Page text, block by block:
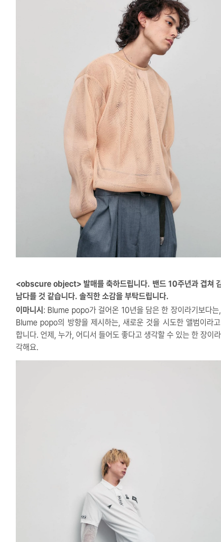
<obscure object> 발매를 축하드립니다. 밴드 10주년과 겹쳐
남다를 것 같습니다. 솔직한 소감을 부탁드립니다.
이마니시 : Blume popo가 걸어온 10년을 담은 한 장이라기보다는
Blume popo의 방향을 제시하는, 새로운 것을 시도한 앨범이라
합니다. 언제, 누가, 어디서 들어도 좋다고 생각할 수 있는 한 장이
각해요.